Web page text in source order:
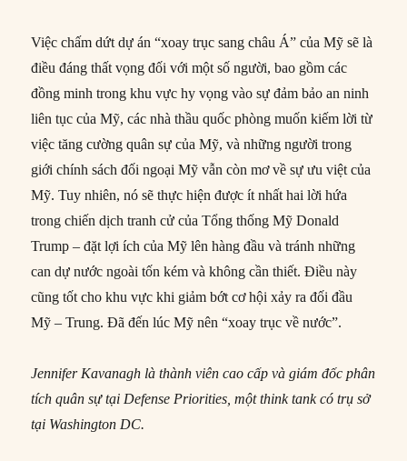
Việc chấm dứt dự án “xoay trục sang châu Á” của Mỹ sẽ là
điều đáng thất vọng đối với một số người, bao gồm các
đồng minh trong khu vực hy vọng vào sự đảm bảo an ninh
liên tục của Mỹ, các nhà thầu quốc phòng muốn kiếm lời từ
việc tăng cường quân sự của Mỹ, và những người trong
giới chính sách đối ngoại Mỹ vẫn còn mơ về sự ưu việt của
Mỹ. Tuy nhiên, nó sẽ thực hiện được ít nhất hai lời hứa
trong chiến dịch tranh cử của Tổng thống Mỹ Donald
Trump – đặt lợi ích của Mỹ lên hàng đầu và tránh những
can dự nước ngoài tốn kém và không cần thiết. Điều này
cũng tốt cho khu vực khi giảm bớt cơ hội xảy ra đối đầu
Mỹ – Trung. Đã đến lúc Mỹ nên “xoay trục về nước”.
Jennifer Kavanagh là thành viên cao cấp và giám đốc phân
tích quân sự tại Defense Priorities, một think tank có trụ sở
tại Washington DC.